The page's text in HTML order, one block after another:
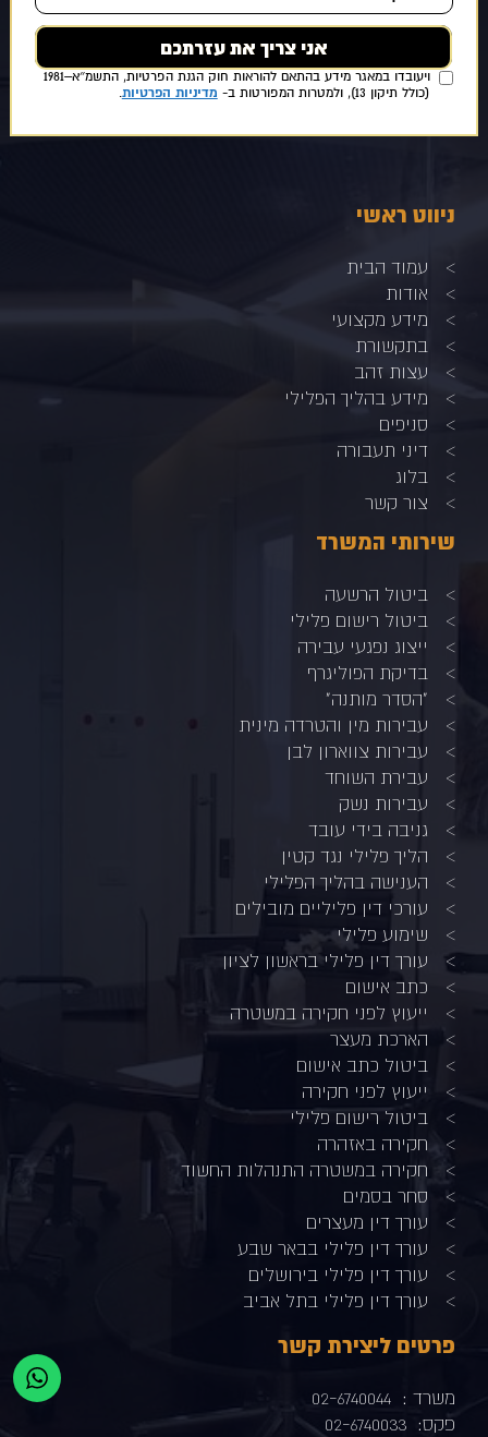
אני מאשר/ת כי ידוע לי ומוסכם עלי כי הפרטים שמסרתי ייאספו, יוחזקו
ויעובדו במאגר מידע בהתאם להוראות חוק הגנת הפרטיות, התשמ״א–1981
(כולל תיקון 13), ולמטרות המפורטות ב-
מדיניות הפרטיות.
ניווט ראשי
עמוד הבית
אודות
מידע מקצועי
בתקשורת
עצות זהב
מידע בהליך הפלילי
סניפים
דיני תעבורה
בלוג
צור קשר
שירותי המשרד
ביטול הרשעה
ביטול רישום פלילי
ייצוג נפגעי עבירה
בדיקת הפוליגרף
"הסדר מותנה"
עבירות מין והטרדה מינית
עבירות צווארון לבן
עבירת השוחד
עבירות נשק
גניבה בידי עובד
הליך פלילי נגד קטין
הענישה בהליך הפלילי
עורכי דין פליליים מובילים
שימוע פלילי
עורך דין פלילי בראשון לציון
כתב אישום
ייעוץ לפני חקירה במשטרה
הארכת מעצר
ביטול כתב אישום
ייעוץ לפני חקירה
ביטול רישום פלילי
חקירה באזהרה
חקירה במשטרה התנהלות החשוד
סחר בסמים
עורך דין מעצרים
עורך דין פלילי בבאר שבע
עורך דין פלילי בירושלים
עורך דין פלילי בתל אביב
פרטים ליצירת קשר
משרד :
02-6740044
פקס:
02-6740033